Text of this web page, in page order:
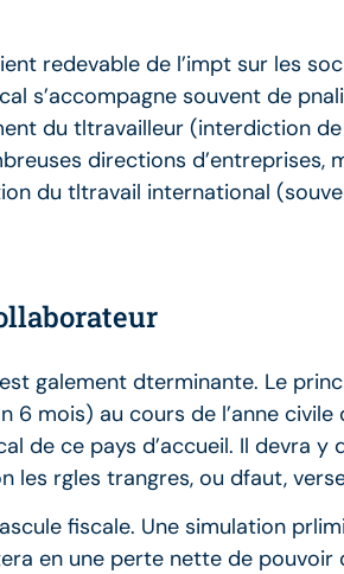
redevable de l’impt sur les
s’accompagne souvent de
du tltravailleur (interdiction
directions
du tltravail international
galement dterminante. Le
6 mois) au cours de l’anne
de ce pays d’accueil. Il devra
rgles trangres, ou dfaut,
fiscale. Une simulation
en une perte nette de